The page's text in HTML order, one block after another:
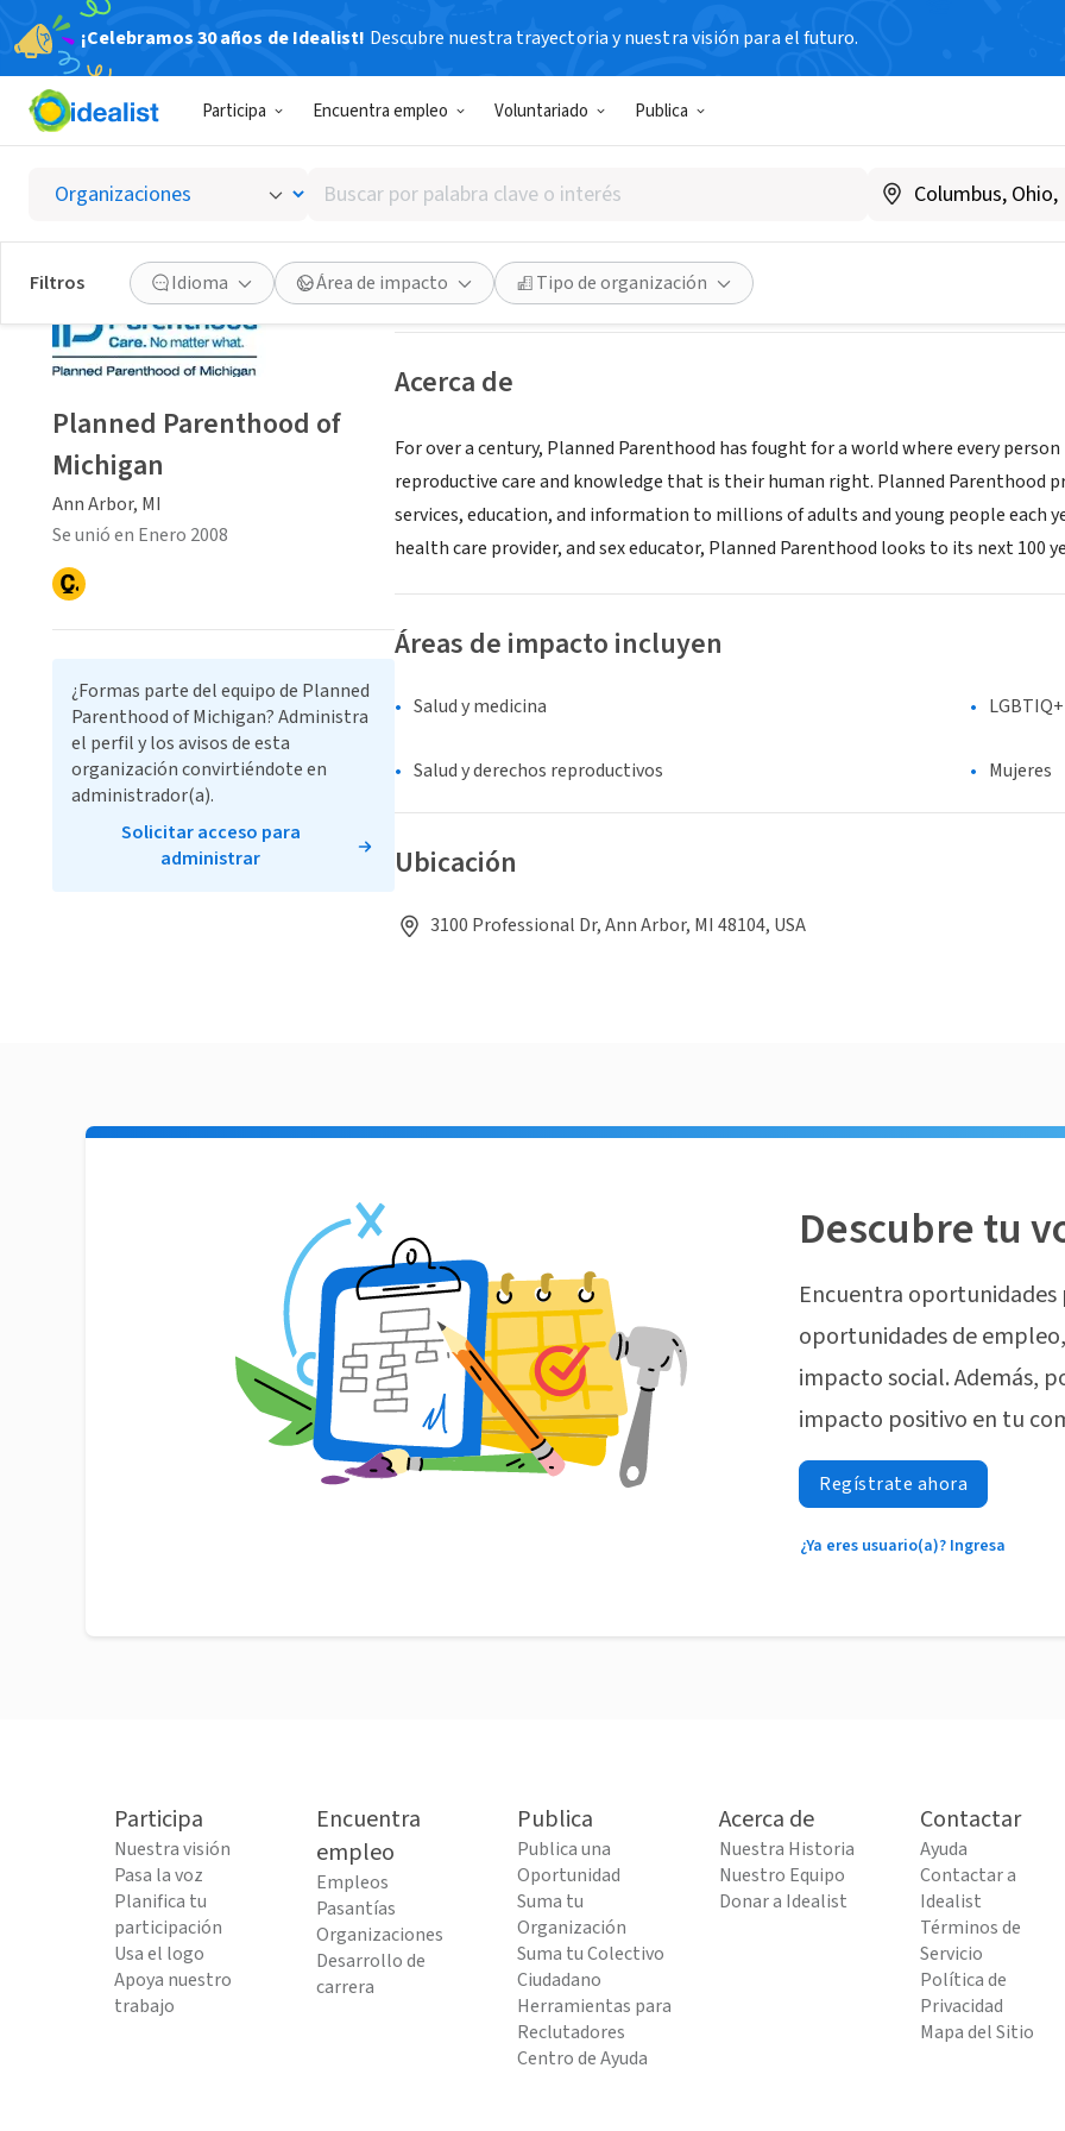
¡Celebramos 30 años de Idealist! Descubre nuestra trayectoria y nuestra visión para el futuro.
Participa Encuentra empleo Voluntariado Publica
Buscar
por
palabra
clave
o
interés
Filtros Idioma Área de impacto Tipo de organización
Planned Parenthood of Michigan
Ann Arbor, MI|ppmi.org
Guardar Compartir
Acerca de
For over a century, Planned Parenthood has fought for a world where every
reproductive care and knowledge that is their human right. Planned Parenthood
services, education, and information to millions of adults and young people each
health care provider, and sex educator, Planned Parenthood looks to its next 100
Áreas de impacto incluyen
Salud y medicina LGBTIQ+
Salud y derechos reproductivos Mujeres
Ubicación
3100 Professional Dr, Ann Arbor, MI 48104, USA
Planned Parenthood of
Michigan
Ann Arbor, MI
Se unió en Enero 2008
¿Formas parte del equipo de Planned
Parenthood of Michigan? Administra
el perfil y los avisos de esta
organización convirtiéndote en
administrador(a).
Solicitar acceso para
administrar
Descubre tu
Encuentra
oportunidades de
impacto social. Además,
impacto positivo en tu
Regístrate ahora
¿Ya eres usuario(a)? Ingresa
Participa
Nuestra visión
Pasa la voz
Planifica tu
participación
Usa el logo
Apoya nuestro
trabajo
Encuentra
empleo
Empleos
Pasantías
Organizaciones
Desarrollo de
carrera
Publica
Publica una
Oportunidad
Suma tu
Organización
Suma tu Colectivo
Ciudadano
Herramientas para
Reclutadores
Centro de Ayuda
Acerca de
Nuestra Historia
Nuestro Equipo
Donar a Idealist
Contactar
Ayuda
Contactar a
Idealist
Términos de
Servicio
Política de
Privacidad
Mapa del Sitio